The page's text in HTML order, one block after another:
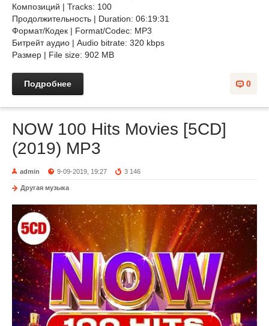
Композиций | Tracks: 100
Продолжительность | Duration: 06:19:31
Формат/Кодек | Format/Codec: MP3
Битрейт аудио | Audio bitrate: 320 kbps
Размер | File size: 902 MB
0
Подробнее
NOW 100 Hits Movies [5CD]
(2019) MP3
admin 9-09-2019, 19:27 3 146
Другая музыка